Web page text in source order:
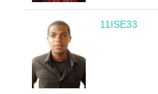
11ISE33